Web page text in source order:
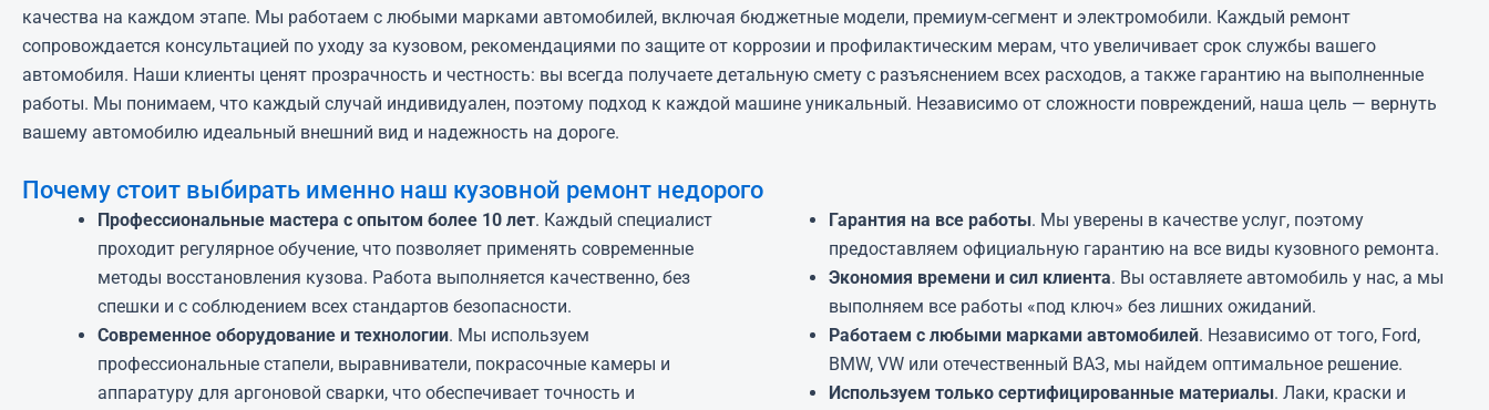
качества на каждом этапе. Мы работаем с любыми марками автомобилей, включая бюджетные модели, премиум-сегмент и электромобили. Каждый ремонт
сопровождается консультацией по уходу за кузовом, рекомендациями по защите от коррозии и профилактическим мерам, что увеличивает срок службы вашего
автомобиля. Наши клиенты ценят прозрачность и честность: вы всегда получаете детальную смету с разъяснением всех расходов, а также гарантию на выполненные
работы. Мы понимаем, что каждый случай индивидуален, поэтому подход к каждой машине уникальный. Независимо от сложности повреждений, наша цель — вернуть
вашему автомобилю идеальный внешний вид и надежность на дороге.
Почему стоит выбирать именно наш кузовной ремонт недорого
Профессиональные мастера с опытом более 10 лет. Каждый специалист
проходит регулярное обучение, что позволяет применять современные
методы восстановления кузова. Работа выполняется качественно, без
спешки и с соблюдением всех стандартов безопасности.
Современное оборудование и технологии. Мы используем
профессиональные стапели, выравниватели, покрасочные камеры и
аппаратуру для аргоновой сварки, что обеспечивает точность и
Гарантия на все работы. Мы уверены в качестве услуг, поэтому
предоставляем официальную гарантию на все виды кузовного ремонта.
Экономия времени и сил клиента. Вы оставляете автомобиль у нас, а мы
выполняем все работы «под ключ» без лишних ожиданий.
Работаем с любыми марками автомобилей. Независимо от того, Ford,
BMW, VW или отечественный ВАЗ, мы найдем оптимальное решение.
Используем только сертифицированные материалы. Лаки, краски и